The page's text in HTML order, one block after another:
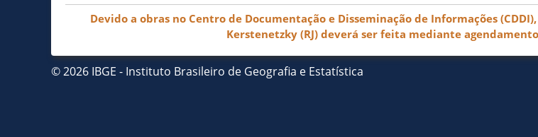
Devido a obras no Centro de Documentação e Disseminação de Informações
Kerstenetzky (RJ) deverá ser feita mediante
© 2026 IBGE - Instituto Brasileiro de Geografia e Estatística